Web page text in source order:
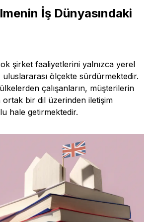
İş Dünyasındaki
şirket faaliyetlerini yalnızca yerel
ölçekte sürdürmektedir.
çalışanların, müşterilerin
ortak bir dil üzerinden iletişim
hale getirmektedir.